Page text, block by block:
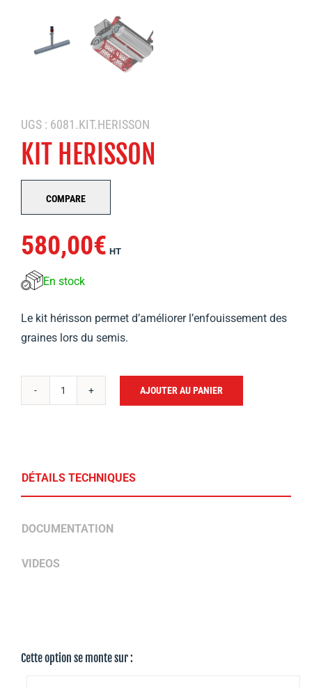
UGS : 6081.KIT.HERISSON
KIT HERISSON
COMPARE
580,00€ HT
En stock
Le kit hérisson permet d’améliorer l’enfouissement des
graines lors du semis.
AJOUTER AU PANIER
DÉTAILS TECHNIQUES
DOCUMENTATION
VIDEOS
Cette option se monte sur :